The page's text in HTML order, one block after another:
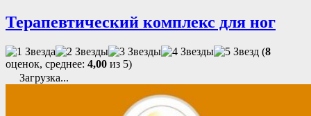
Терапевтический комплекс для ног
(8
оценок, среднее: 4,00 из 5)
Загрузка...